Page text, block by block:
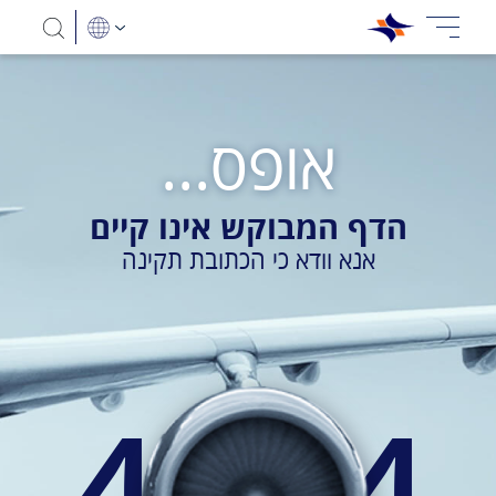
אופס...
הדף המבוקש אינו קיים
אנא וודא כי הכתובת תקינה